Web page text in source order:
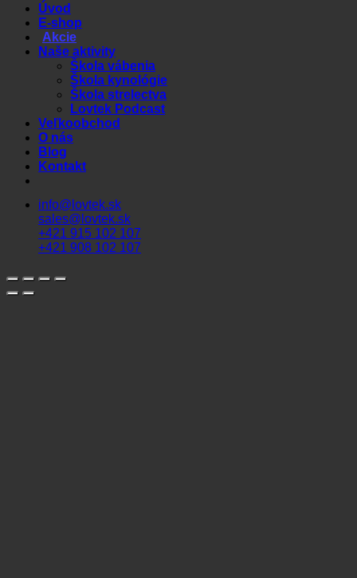
Úvod
E-shop
Akcie
Naše aktivity
Škola vábenia
Škola kynológie
Škola strelectva
Lovtek Podcast
Veľkoobchod
O nás
Blog
Kontakt
info@lovtek.sk
sales@lovtek.sk
+421 915 102 107
+421 908 102 107